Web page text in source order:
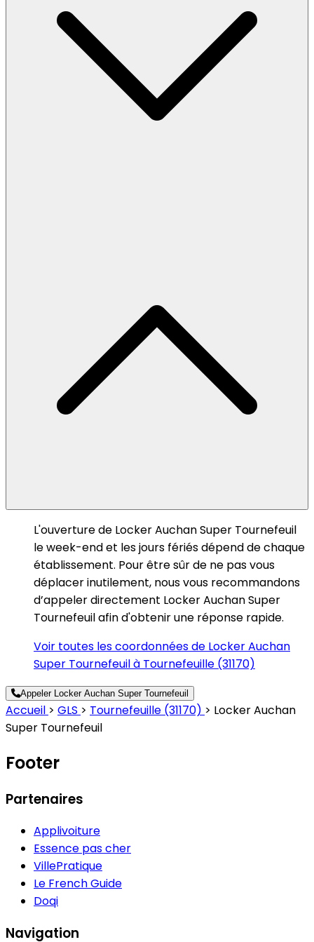
L'ouverture de Locker Auchan Super Tournefeuil
le week-end et les jours fériés dépend de chaque
établissement. Pour être sûr de ne pas vous
déplacer inutilement, nous vous recommandons
d’appeler directement Locker Auchan Super
Tournefeuil afin d'obtenir une réponse rapide.
Voir toutes les coordonnées de Locker Auchan
Super Tournefeuil à Tournefeuille (31170)
Appeler Locker Auchan Super Tournefeuil
Accueil > GLS > Tournefeuille (31170) > Locker Auchan
Super Tournefeuil
Footer
Partenaires
Applivoiture
Essence pas cher
VillePratique
Le French Guide
Doqi
Navigation